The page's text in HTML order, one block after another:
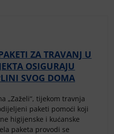
ZA TRAVANJ U
OSIGURAJU
SVOG DOMA
„Zaželi“, tijekom travnja
paketi pomoći koji
higijenske i kućanske
paketa provodi se